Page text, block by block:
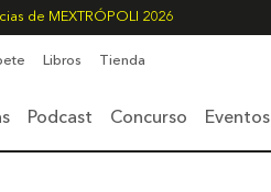
de MEXTRÓPOLI 2026
Libros Tienda
Podcast Concurso Eventos